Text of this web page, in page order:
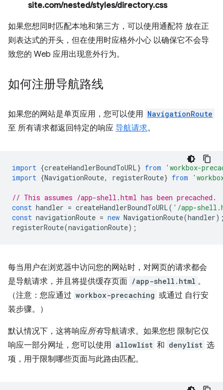
site.com/nested/styles/directory.css
如果您想同时匹配本地和第三方，可以使用通配符 放在正
则表达式的开头，但在使用时应格外小心 以确保它不会导
致您的 Web 应用出现意外行为。
如何注册导航路线
如果您的网站是单页应用，您可以使用 NavigationRoute
至 所有请求都返回特定的响应 导航请求。
import {createHandlerBoundToURL} from
'workbox-
import {NavigationRoute, registerRoute} from
// This assumes /app-shell.html has been precached.
const handler = createHandlerBoundToURL( '/app-
const navigationRoute = new NavigationRoute(handler
registerRoute(navigationRoute);
每当用户在浏览器中访问您的网站时，对网页的请求都会
是导航请求，并且将提供缓存页面 /app-shell.html 。
（注意：您应通过 workbox-precaching 或通过 自行安
装步骤。）
默认情况下，这将响应所有导航请求。如果您想 限制它仅
响应一部分网址，您可以使用 allowlist 和 denylist 选
项，用于限制哪些页面与此路由匹配。